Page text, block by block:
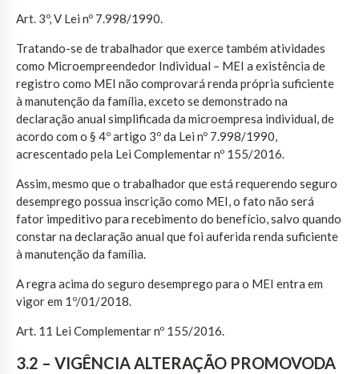
Art. 3º, V Lei nº 7.998/1990.
Tratando-se de trabalhador que exerce também atividades
como Microempreendedor Individual – MEI a existência de
registro como MEI não comprovará renda própria suficiente
à manutenção da família, exceto se demonstrado na
declaração anual simplificada da microempresa individual, de
acordo com o § 4º artigo 3º da Lei nº 7.998/1990,
acrescentado pela Lei Complementar nº 155/2016.
Assim, mesmo que o trabalhador que está requerendo seguro
desemprego possua inscrição como MEI, o fato não será
fator impeditivo para recebimento do benefício, salvo quando
constar na declaração anual que foi auferida renda suficiente
à manutenção da família.
A regra acima do seguro desemprego para o MEI entra em
vigor em 1º/01/2018.
Art. 11 Lei Complementar nº 155/2016.
3.2 – VIGÊNCIA ALTERAÇÃO PROMOVODA